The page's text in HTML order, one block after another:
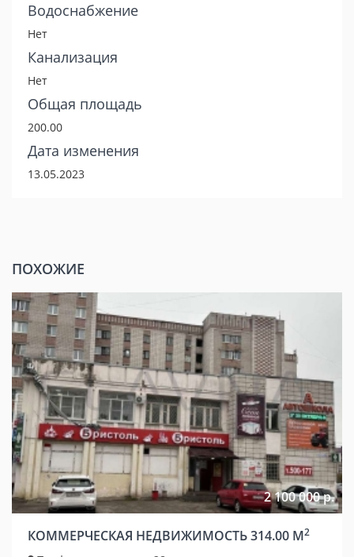
Водоснабжение
Нет
Канализация
Нет
Общая площадь
200.00
Дата изменения
13.05.2023
ПОХОЖИЕ
2 100 000 р.
КОММЕРЧЕСКАЯ НЕДВИЖИМОСТЬ 314.00 М2